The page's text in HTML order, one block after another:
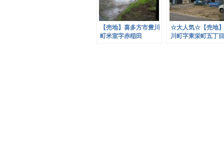
【売地】喜多方市豊川
町米室字赤稲田
☆大人気☆【売地
川町字東栄町五